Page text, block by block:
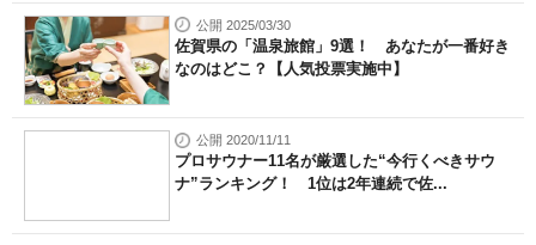
公開 2025/03/30
佐賀県の「温泉旅館」9選！ あなたが一番好き
なのはどこ？【人気投票実施中】
公開 2020/11/11
プロサウナー11名が厳選した“今行くべきサウ
ナ”ランキング！ 1位は2年連続で佐...